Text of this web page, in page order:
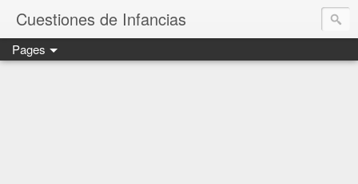
Cuestiones de Infancias
Pages